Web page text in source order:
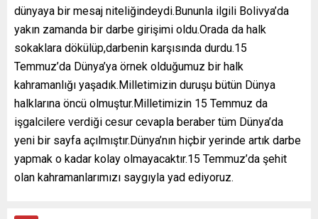
dünyaya bir mesaj niteliğindeydi.Bununla ilgili Bolivya’da
yakın zamanda bir darbe girişimi oldu.Orada da halk
sokaklara dökülüp,darbenin karşısında durdu.15
Temmuz’da Dünya’ya örnek olduğumuz bir halk
kahramanlığı yaşadık.Milletimizin duruşu bütün Dünya
halklarına öncü olmuştur.Milletimizin 15 Temmuz da
işgalcilere verdiği cesur cevapla beraber tüm Dünya’da
yeni bir sayfa açılmıştır.Dünya’nın hiçbir yerinde artık darbe
yapmak o kadar kolay olmayacaktır.15 Temmuz’da şehit
olan kahramanlarımızı saygıyla yad ediyoruz.